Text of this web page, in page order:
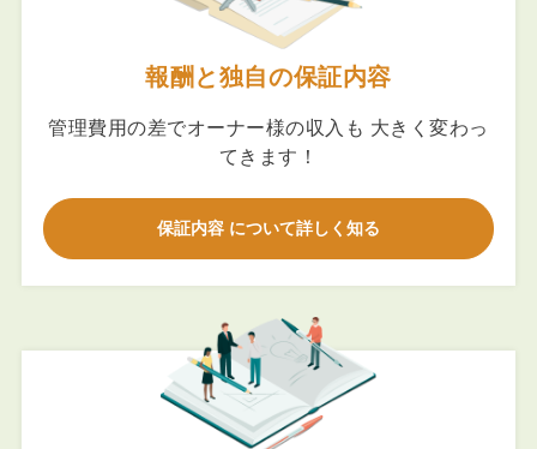
報酬と独自の保証内容
管理費用の差でオーナー様の収入も 大きく変わっ
てきます！
保証内容 について詳しく知る